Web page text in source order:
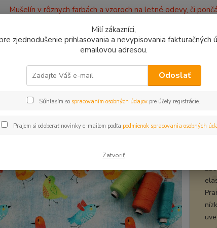
Mušelín v rôznych farbách a vzoroch na letné odevy, či pončá
Úplet a teplákovina Úplet Vtáčiky na jeans
Vtáčiky na jeans
Milí zákazníci,
zjednodušenie prihlasovania a nevypisovania fakturačných
emailovou adresou.
Odoslať
Súhlasím so spracovaním osobných údajov pre účely registrácie.
Prajem si odoberať novinky e-mailom podľa podmienok spracovania osobných
Zatvoriť